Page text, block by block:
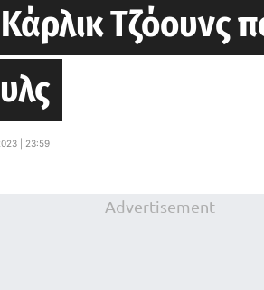
Τζόουνς
| 23:59
Advertisement